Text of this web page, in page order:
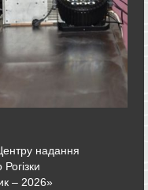
надання
– 2026»